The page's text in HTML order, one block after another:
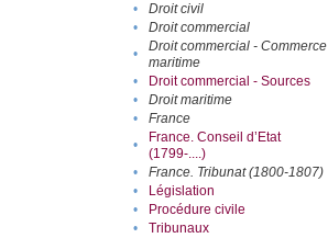
•
Droit civil
•
Droit commercial
•
Droit commercial - Commerce
maritime
• Droit commercial - Sources
•
Droit maritime
•
France
•
France. Conseil d’Etat
(1799-....)
• France. Tribunat (1800-1807)
•
Législation
•
Procédure civile
•
Tribunaux